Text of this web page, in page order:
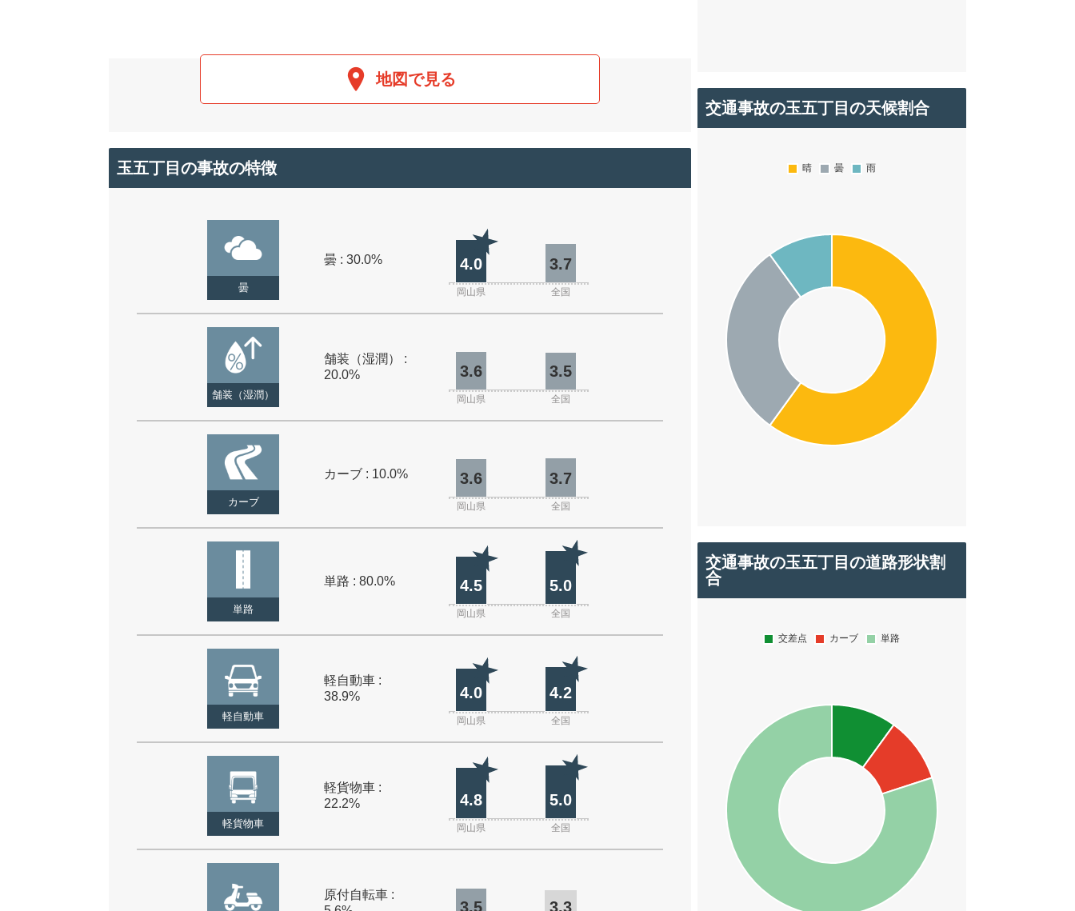
地図で見る
玉五丁目の事故の特徴
曇
曇 : 30.0% 4.0 3.7
岡山県 全国
舗装（湿潤）
舗装（湿潤） :
20.0%
3.6 3.5
岡山県 全国
カーブ
カーブ : 10.0% 3.6 3.7
岡山県 全国
単路
単路 : 80.0% 4.5 5.0
岡山県 全国
軽自動車
軽自動車 :
38.9%
4.0 4.2
岡山県 全国
軽貨物車
軽貨物車 :
22.2%
4.8 5.0
岡山県 全国
原付自転車 :
3.5 3.3
交通事故の玉五丁目の天候割合
交通事故の玉五丁目の道路形状割
合